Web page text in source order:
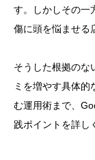
す。しかしその一
傷に頭を悩ませる
そうした根拠のな
ミを増やす具体的
む運用術まで、
践ポイントを詳し